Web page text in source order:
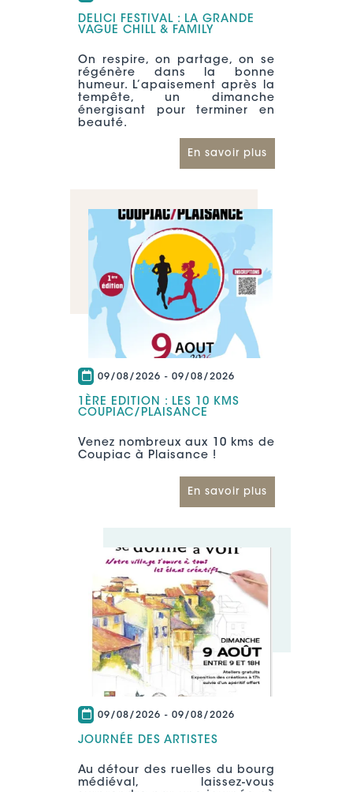
DELICI FESTIVAL : LA GRANDE
VAGUE CHILL & FAMILY
‎‎On respire, on partage, on se
régénère dans la bonne
humeur. ‎L’apaisement après la
tempête, un dimanche
énergisant pour terminer en
beauté.
En savoir plus
09/08/2026 - 09/08/2026
1ÈRE EDITION : LES 10 KMS
COUPIAC/PLAISANCE
Venez nombreux aux 10 kms de
Coupiac à Plaisance !
En savoir plus
09/08/2026 - 09/08/2026
JOURNÉE DES ARTISTES
Au détour des ruelles du bourg
médiéval, laissez-vous